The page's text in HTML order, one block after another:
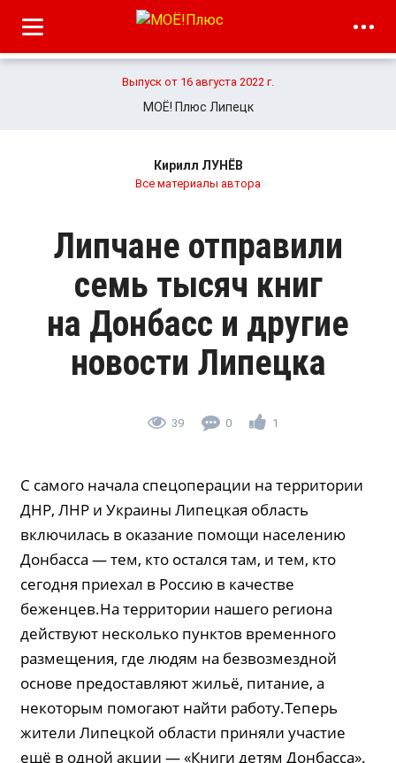
Выпуск от 16 августа 2022 г.
МОЁ! Плюс Липецк
Кирилл ЛУНЁВ
Все материалы автора
Липчане отправили
семь тысяч книг
на Донбасс и другие
новости Липецка
39 0 1
С самого начала спецоперации на территории
ДНР, ЛНР и Украины Липецкая область
включилась в оказание помощи населению
Донбасса — тем, кто остался там, и тем, кто
сегодня приехал в Россию в качестве
беженцев.На территории нашего региона
действуют несколько пунктов временного
размещения, где людям на безвозмездной
основе предоставляют жильё, питание, а
некоторым помогают найти работу.Теперь
жители Липецкой области приняли участие
ещё в одной акции — «Книги детям Донбасса».